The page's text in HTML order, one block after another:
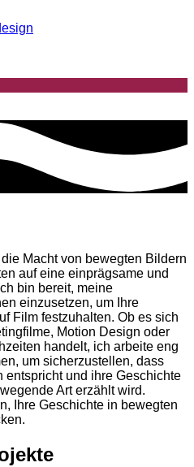
Macht von bewegten Bildern
auf eine einprägsame und
bin bereit, meine
einzusetzen, um Ihre
Film festzuhalten. Ob es sich
Motion Design oder
handelt, ich arbeite eng
um sicherzustellen, dass
und ihre Geschichte
Art erzählt wird.
Ihre Geschichte in bewegten